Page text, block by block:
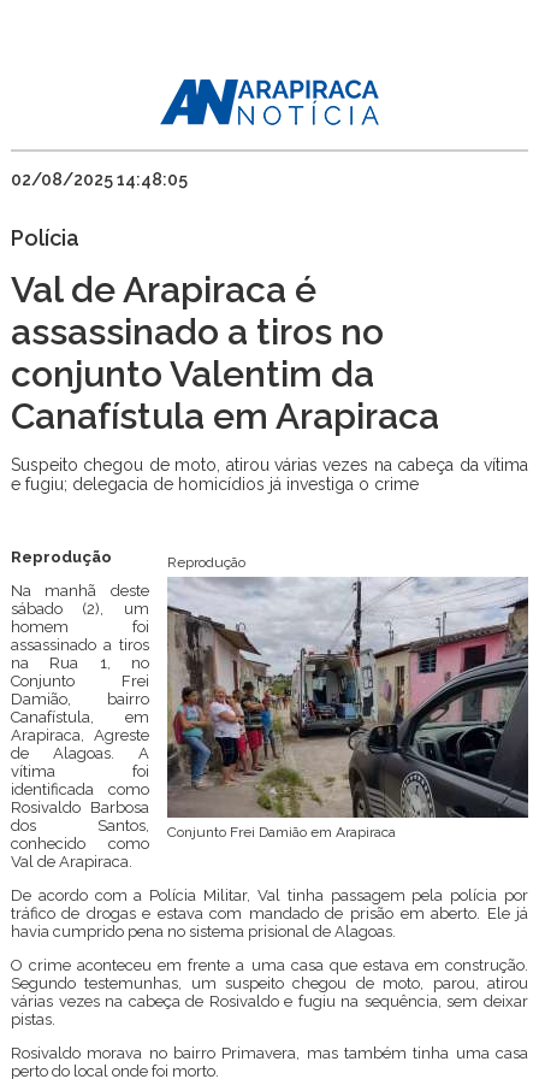
02/08/2025 14:48:05
Polícia
Val de Arapiraca é
assassinado a tiros no
conjunto Valentim da
Canafístula em Arapiraca
Suspeito chegou de moto, atirou várias vezes na cabeça da vítima
e fugiu; delegacia de homicídios já investiga o crime
Reprodução
Conjunto Frei Damião em Arapiraca
Reprodução
Na manhã deste
sábado (2), um
homem foi
assassinado a tiros
na Rua 1, no
Conjunto Frei
Damião, bairro
Canafístula, em
Arapiraca, Agreste
de Alagoas. A
vítima foi
identificada como
Rosivaldo Barbosa
dos Santos,
conhecido como
Val de Arapiraca.
De acordo com a Polícia Militar, Val tinha passagem pela polícia por
tráfico de drogas e estava com mandado de prisão em aberto. Ele já
havia cumprido pena no sistema prisional de Alagoas.
O crime aconteceu em frente a uma casa que estava em construção.
Segundo testemunhas, um suspeito chegou de moto, parou, atirou
várias vezes na cabeça de Rosivaldo e fugiu na sequência, sem deixar
pistas.
Rosivaldo morava no bairro Primavera, mas também tinha uma casa
perto do local onde foi morto.